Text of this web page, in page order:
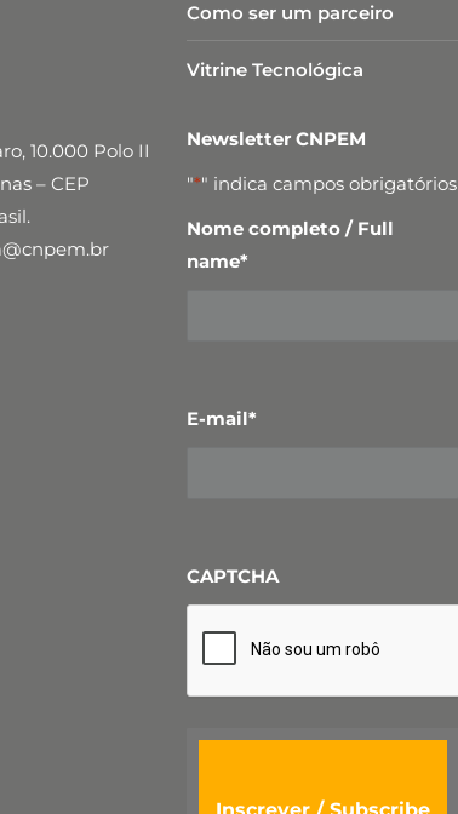
Como ser um parceiro
Vitrine Tecnológica
10.000 Polo II
– CEP
Newsletter CNPEM
"*" indica campos obrigatórios
Nome completo / Full
name*
E-mail*
CAPTCHA